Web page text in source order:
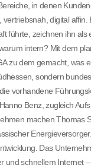
in denen
digital
führte, zeichnen ihn
intern? Mit dem
zu dem gemacht, was
sondern
vorhandene
Benz, zugleich
machen Thomas
Das
und schnellem Internet